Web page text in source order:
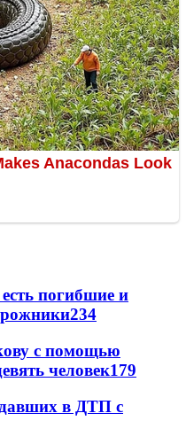
погибшие и
234
с помощью
человек179
в ДТП с